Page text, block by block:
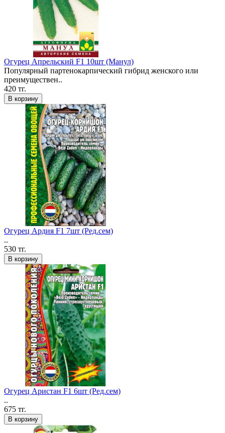
Огурец Апрельский F1 10шт (Манул)
Популярный партенокарпический гибрид женского или
преимуществен..
420 тг.
В корзину
Огурец Ардия F1 7шт (Ред.сем)
..
530 тг.
В корзину
Огурец Аристан F1 6шт (Ред.сем)
..
675 тг.
В корзину